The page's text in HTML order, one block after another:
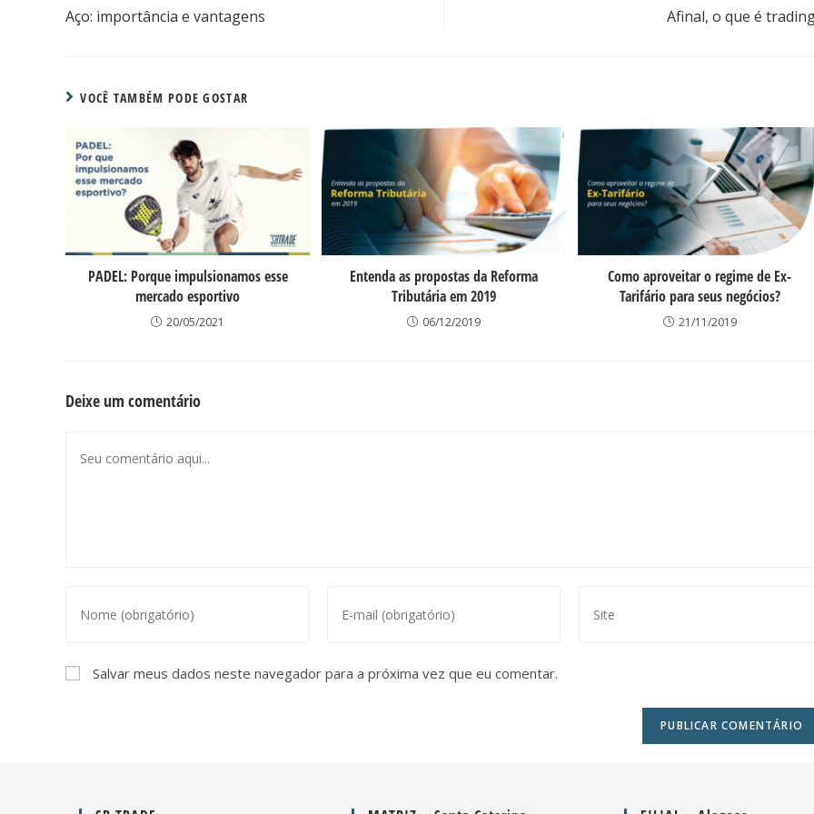
Aço: importância e vantagens Afinal, o que é
VOCÊ TAMBÉM PODE GOSTAR
PADEL: Porque impulsionamos esse
mercado esportivo
20/05/2021
Entenda as propostas da Reforma
Tributária em 2019
06/12/2019
Como aproveitar o regime de Ex-
Tarifário para seus negócios?
21/11/2019
Deixe um comentário
Salvar meus dados neste navegador para a próxima vez que eu comentar.